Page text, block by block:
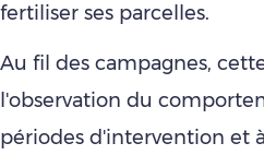
fertiliser ses parcelles.
Au fil des campagnes,
l'observation du
périodes d'intervention et